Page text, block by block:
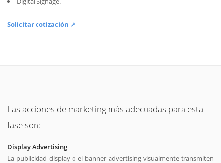
Solicitar cotización ↗
Las acciones de marketing más adecuadas para esta
fase son:
Display Advertising
La publicidad display o el banner advertising visualmente transmiten